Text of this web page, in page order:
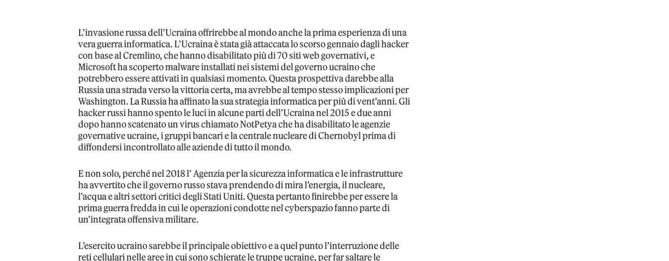
L’invasione russa dell’Ucraina offrirebbe al mondo anche la prima esperienza di una
vera guerra informatica. L’Ucraina è stata già attaccata lo scorso gennaio dagli hacker
con base al Cremlino, che hanno disabilitato più di 70 siti web governativi, e
Microsoft ha scoperto malware installati nei sistemi del governo ucraino che
potrebbero essere attivati in qualsiasi momento. Questa prospettiva darebbe alla
Russia una strada verso la vittoria certa, ma avrebbe al tempo stesso implicazioni per
Washington. La Russia ha affinato la sua strategia informatica per più di vent’anni. Gli
hacker russi hanno spento le luci in alcune parti dell’Ucraina nel 2015 e due anni
dopo hanno scatenato un virus chiamato NotPetya che ha disabilitato le agenzie
governative ucraine, i gruppi bancari e la centrale nucleare di Chernobyl prima di
diffondersi incontrollato alle aziende di tutto il mondo.
E non solo, perché nel 2018 l’ Agenzia per la sicurezza informatica e le infrastrutture
ha avvertito che il governo russo stava prendendo di mira l’energia, il nucleare,
l’acqua e altri settori critici degli Stati Uniti. Questa pertanto finirebbe per essere la
prima guerra fredda in cui le operazioni condotte nel cyberspazio fanno parte di
un’integrata offensiva militare.
L’esercito ucraino sarebbe il principale obiettivo e a quel punto l’interruzione delle
reti cellulari nelle aree in cui sono schierate le truppe ucraine, per far saltare le